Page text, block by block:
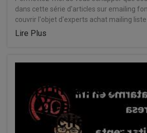
dans cette série d'articles sur emailing
couvrir l'objet d'experts achat mailing liste .
Lire Plus